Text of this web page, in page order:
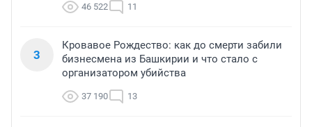
46 522 11
3
Кровавое Рождество: как до смерти забили
бизнесмена из Башкирии и что стало с
организатором убийства
37 190 13